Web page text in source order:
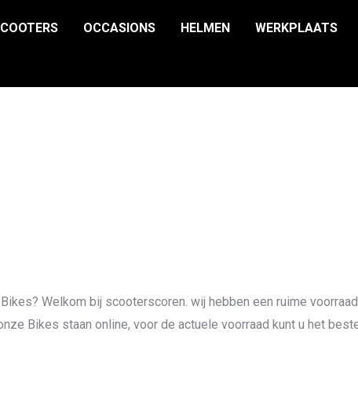
OCCASIONS HELMEN WERKPLAATS
Welkom bij scooterscoren. wij hebben een ruime
Bikes staan online, voor de actuele voorraad kunt u het